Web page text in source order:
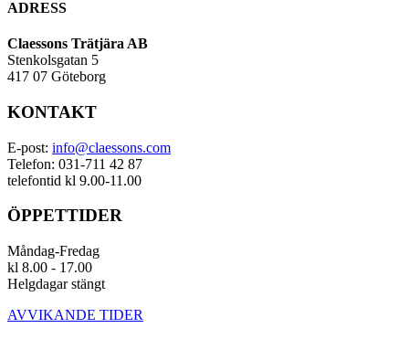
ADRESS
Claessons Trätjära AB
Stenkolsgatan 5
417 07 Göteborg
KONTAKT
E-post: info@claessons.com
Telefon: 031-711 42 87
telefontid kl 9.00-11.00
ÖPPETTIDER
Måndag-Fredag
kl 8.00 - 17.00
Helgdagar stängt
AVVIKANDE TIDER